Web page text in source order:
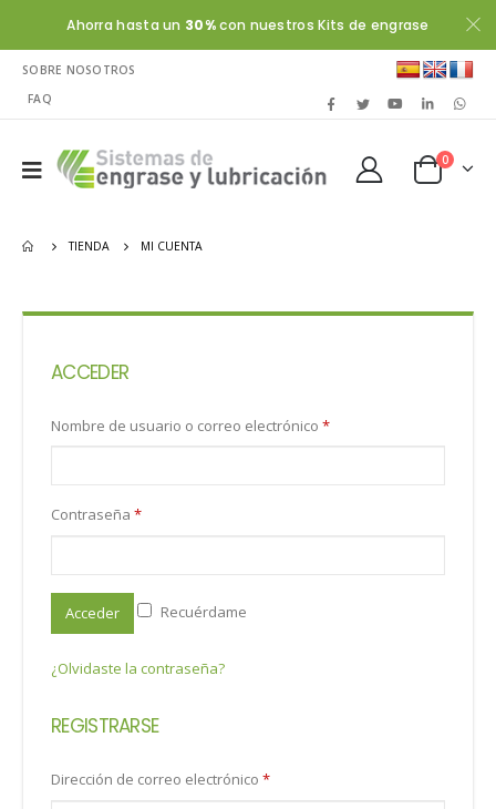
Ahorra hasta un 30%con nuestros Kits de engrase
SOBRE NOSOTROS
FAQ
0
TIENDA MI CUENTA
ACCEDER
Nombre de usuario o correo electrónico *
Contraseña *
Acceder Recuérdame
¿Olvidaste la contraseña?
REGISTRARSE
Dirección de correo electrónico *